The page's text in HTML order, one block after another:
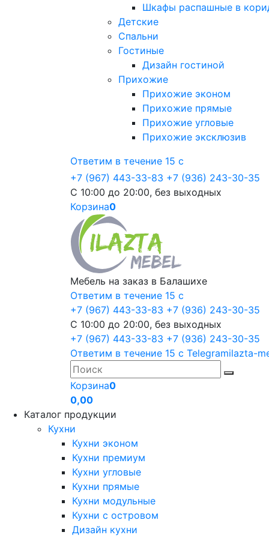
Шкафы распашные в
Детские
Спальни
Гостиные
Дизайн гостиной
Прихожие
Прихожие эконом
Прихожие прямые
Прихожие угловые
Прихожие эксклюзив
Ответим в течение 15 с
+7 (967) 443-33-83 +7 (936) 243-30-35
С 10:00 до 20:00, без выходных
Корзина0
Мебель на заказ в Балашихе
Ответим в течение 15 с
+7 (967) 443-33-83 +7 (936) 243-30-35
С 10:00 до 20:00, без выходных
+7 (967) 443-33-83 +7 (936) 243-30-35
Ответим в течение 15 с Telegramilazta-
Корзина0
0,00
Каталог продукции
Кухни
Кухни эконом
Кухни премиум
Кухни угловые
Кухни прямые
Кухни модульные
Кухни с островом
Дизайн кухни